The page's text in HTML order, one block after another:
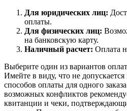
Для юридических лиц:
оплаты.
Для физических лиц:
на банковскую карту.
Наличный расчет: Оплата
Выберите один из вариантов
Имейте в виду, что не
способов оплаты для одного
возможных конфликтов
квитанции и чеки,